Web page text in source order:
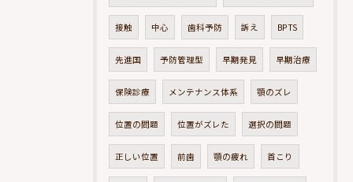
接触 中心 歯科予防 訴え BPTS
先進国 予防管理型 早期発見 早期治療
保険診療 メンテナンス体系 顎のズレ
位置の問題 位置がズレた 選択の問題
正しい位置 前歯 顎の疲れ 首こり